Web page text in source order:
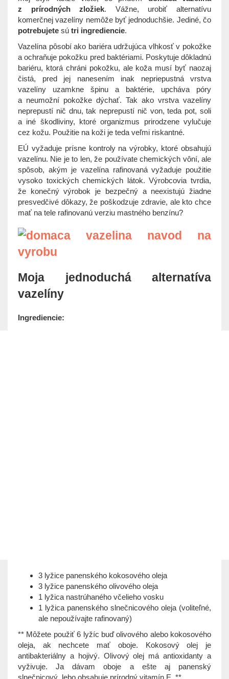
z prírodných zložiek. Vážne, urobiť alternatívu
komerčnej vazelíny nemôže byť jednoduchšie. Jediné, čo
potrebujete sú tri ingrediencie.
Vazelína pôsobí ako bariéra udržujúca vlhkosť v pokožke
a ochraňuje pokožku pred baktériami. Poskytuje dôkladnú
bariéru, ktorá chráni pokožku, ale koža musí byť naozaj
čistá, pred jej nanesením inak nepriepustná vrstva
vazelíny uzamkne špinu a baktérie, upcháva póry
a neumožní pokožke dýchať. Tak ako vrstva vazelíny
neprepustí nič dnu, tak neprepustí nič von, teda pot, soli
a iné škodliviny, ktoré organizmus prirodzene vylučuje
cez kožu. Použitie na koži je teda veľmi riskantné.
EÚ vyžaduje prísne kontroly na výrobky, ktoré obsahujú
vazelínu. Nie je to len, že používate chemických vôní, ale
spôsob, akým je vazelína rafinovaná vyžaduje použitie
vysoko toxických chemických látok. Výrobcovia tvrdia,
že konečný výrobok je bezpečný a neexistujú žiadne
presvedčivé dôkazy, že poškodzuje zdravie, ale kto chce
mať na tele rafinovanú verziu mastného benzínu?
Moja jednoduchá alternatíva
vazelíny
Ingrediencie:
3 lyžice panenského kokosového oleja
3 lyžice panenského olivového oleja
1 lyžica nastrúhaného včelieho vosku
1 lyžica panenského slnečnicového oleja (voliteľné,
ale nepoužívajte rafinovaný)
** Môžete použiť 6 lyžíc buď olivového alebo kokosového
oleja, ak nechcete mať oboje. Kokosový olej je
antibakteriálny a hojivý. Olivový olej má antioxidanty a
vyživuje. Ja dávam oboje a ešte aj panenský
slnečnicový, lebo obsahuje prírodný vitamín E. **